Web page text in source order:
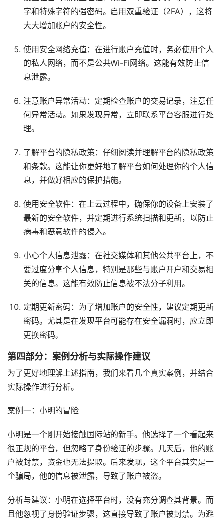
字和特殊字符的强密码。启用双重验证（2FA），这将
大大增加账户的安全性。
使用安全网络充值：在进行账户充值时，务必使用个人
的私人网络，而不是公共Wi-Fi网络。这能有效防止信
息泄露。
注意账户异常活动：定期检查账户的交易记录，注意任
何异常活动。如果发现异常，立即联系平台客服进行处
理。
了解平台的隐私政策：仔细阅读并理解平台的隐私政策
和条款。这能让你更好地了解平台如何处理你的个人信
息，并做好相应的保护措施。
使用安全软件：在上云过程中，确保你的设备上安装了
最新的安全软件，并定期进行系统扫描和更新，以防止
病毒和恶意软件的侵入。
小心个人信息泄露：在社交媒体和其他公共平台上，不
要过度分享个人信息，特别是那些与账户开户和交易相
关的信息。这能有效防止信息被不法分子利用。
定期更新密码：为了增加账户的安全性，建议定期更新
密码。尤其是在发现平台可能存在安全漏洞时，应立即
更换密码。
第四部分：案例分析与实际操作建议
为了更好地理解上述指南，我们来看几个真实案例，并结合
实际操作进行分析。
案例一：小明的冒险
小明是一个刚开始接触国际站的新手。他选择了一个看起来
很正规的平台，但忽略了身份验证的步骤。几天后，他的账
户被封禁，资金也无法提取。后来发现，这个平台其实是一
个骗局，他的信息被泄露，导致了账户被盗。
分析与建议：小明在选择平台时，没有充分调查其背景。而
且他忽视了身份验证步骤，这直接导致了账户被封禁。为避